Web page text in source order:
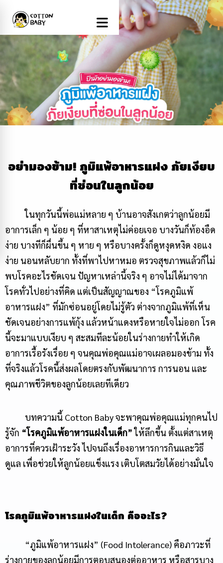
อย่ามองข้าม! ภูมิแพ้อาหารแฝง ภัยเงียบ
ที่ซ่อนในลูกน้อย
ในทุกวันนี้พ่อแม่หลาย ๆ บ้านอาจสังเกตว่าลูกน้อยมี
อาการเล็ก ๆ น้อย ๆ ที่หาสาเหตุไม่ค่อยเจอ บางวันก็ท้องอืด
ง่าย บางทีก็ผื่นขึ้น ๆ หาย ๆ หรือบางครั้งก็ดูหงุดหงิด งอแง
ง่าย นอนหลับยาก ทั้งที่พาไปหาหมอ ตรวจสุขภาพแล้วก็ไม่
พบโรคอะไรชัดเจน ปัญหาเหล่านี้จริง ๆ อาจไม่ได้มาจาก
โรคทั่วไปอย่างที่คิด แต่เป็นสัญญาณของ “โรคภูมิแพ้
อาหารแฝง” ที่มักซ่อนอยู่โดยไม่รู้ตัว ต่างจากภูมิแพ้ที่เห็น
ชัดเจนอย่างการแพ้กุ้ง แล้วหน้าแดงหรือหายใจไม่ออก โรค
นี้จะมาแบบเงียบ ๆ สะสมทีละน้อยในร่างกายทำให้เกิด
อาการเรื้อรังเรื่อย ๆ จนคุณพ่อคุณแม่อาจเผลอมองข้าม ทั้ง
ที่จริงแล้วโรคนี้ส่งผลโดยตรงกับพัฒนาการ การนอน และ
คุณภาพชีวิตของลูกน้อยเลยทีเดียว
บทความนี้ Cotton Baby จะพาคุณพ่อคุณแม่ทุกคนไป
รู้จัก “โรคภูมิแพ้อาหารแฝงในเด็ก”ให้ลึกขึ้น ตั้งแต่สาเหตุ
อาการที่ควรเฝ้าระวัง ไปจนถึงเรื่องอาหารการกินและวิธี
ดูแล เพื่อช่วยให้ลูกน้อยแข็งแรง เติบโตสมวัยได้อย่างมั่นใจ
โรคภูมิแพ้อาหารแฝงในเด็ก คืออะไร?
“ภูมิแพ้อาหารแฝง” (Food Intolerance) คือภาวะที่
ร่างกายของลูกน้อยมีการตอบสนองต่ออาหาร หรือสารบาง